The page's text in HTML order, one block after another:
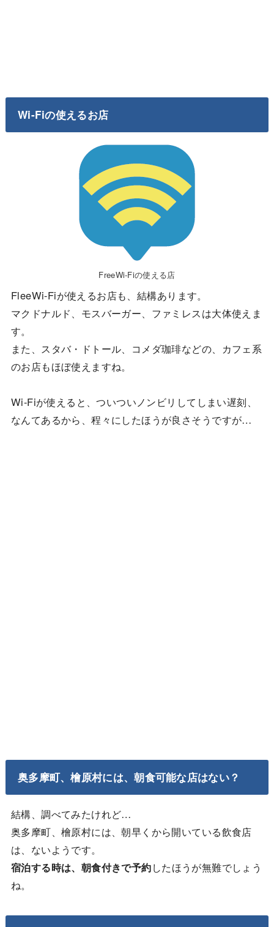
Wi-Fiの使えるお店
FreeWi-Fiの使える店
FleeWi-Fiが使えるお店も、結構あります。
マクドナルド、モスバーガー、ファミレスは大体使えま
す。
また、スタバ・ドトール、コメダ珈琲などの、カフェ系
のお店もほぼ使えますね。
Wi-Fiが使えると、ついついノンビリしてしまい遅刻、
なんてあるから、程々にしたほうが良さそうですが…
奥多摩町、檜原村には、朝食可能な店はない？
結構、調べてみたけれど…
奥多摩町、檜原村には、朝早くから開いている飲食店
は、ないようです。
宿泊する時は、朝食付きで予約したほうが無難でしょう
ね。